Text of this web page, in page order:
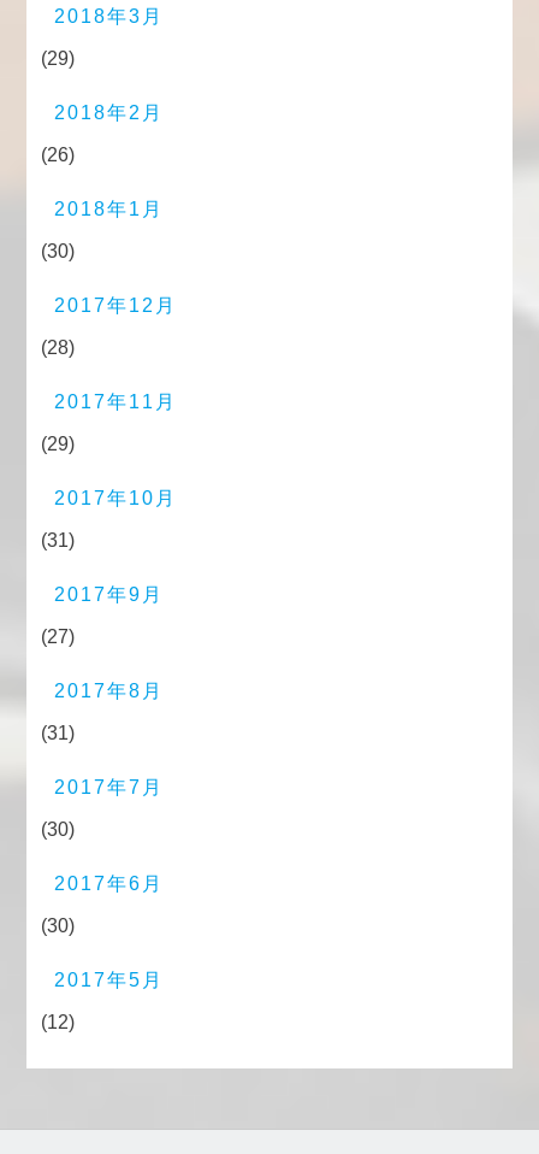
2018年3月
(29)
2018年2月
(26)
2018年1月
(30)
2017年12月
(28)
2017年11月
(29)
2017年10月
(31)
2017年9月
(27)
2017年8月
(31)
2017年7月
(30)
2017年6月
(30)
2017年5月
(12)